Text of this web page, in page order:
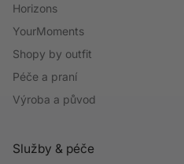
Horizons
YourMoments
Shopy by outfit
Péče a praní
Výroba a původ
Služby & péče